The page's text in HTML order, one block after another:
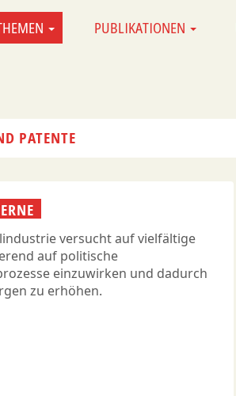
PUBLIKATIONEN
PATENTE
versucht auf vielfältige
auf politische
einzuwirken und dadurch
zu erhöhen.